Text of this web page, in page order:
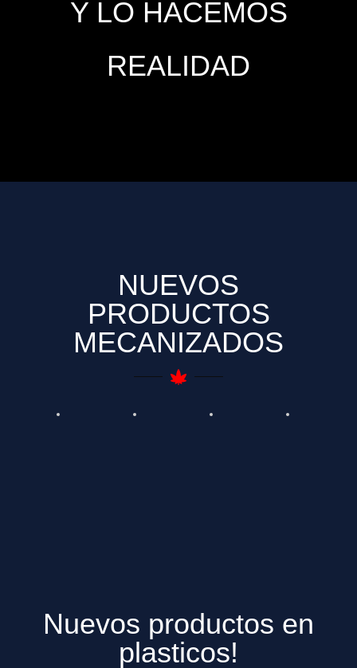
Y LO HACEMOS
REALIDAD
NUEVOS
PRODUCTOS
MECANIZADOS
Nuevos productos en
plasticos!